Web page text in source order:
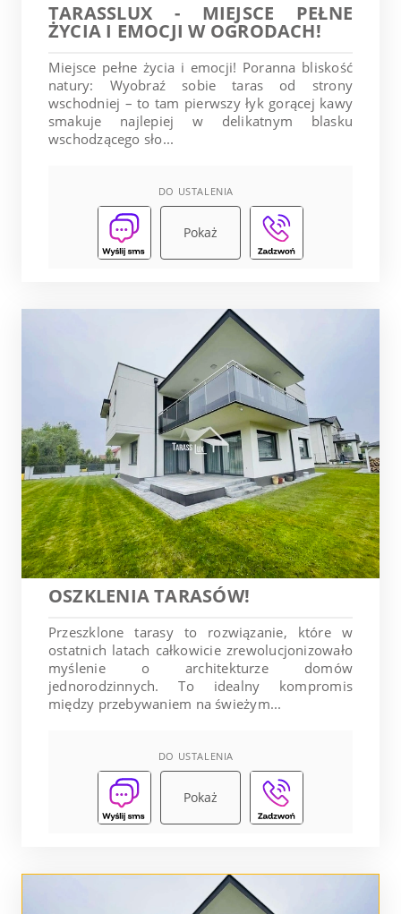
TARASSLUX - MIEJSCE PEŁNE
ŻYCIA I EMOCJI W OGRODACH!
Miejsce pełne życia i emocji! Poranna bliskość
natury: Wyobraź sobie taras od strony
wschodniej – to tam pierwszy łyk gorącej kawy
smakuje najlepiej w delikatnym blasku
wschodzącego sło...
DO USTALENIA
Pokaż
OSZKLENIA TARASÓW!
Przeszklone tarasy to rozwiązanie, które w
ostatnich latach całkowicie zrewolucjonizowało
myślenie o architekturze domów
jednorodzinnych. To idealny kompromis
między przebywaniem na świeżym...
DO USTALENIA
Pokaż